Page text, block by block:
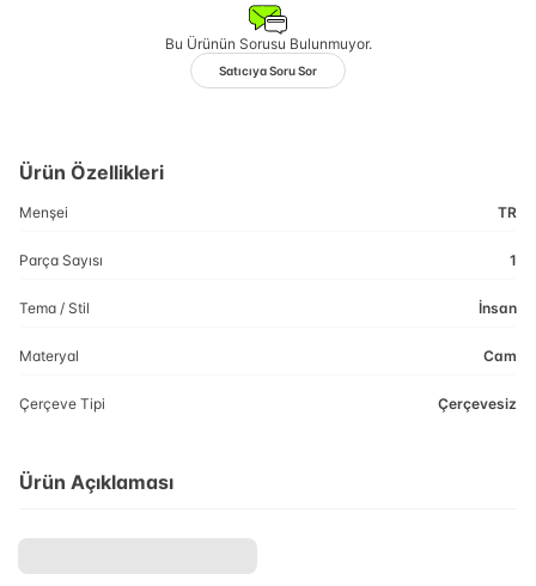
Bu Ürünün Sorusu Bulunmuyor.
Satıcıya Soru Sor
Ürün Özellikleri
Menşei TR
Parça Sayısı 1
Tema / Stil İnsan
Materyal Cam
Çerçeve Tipi Çerçevesiz
Ürün Açıklaması